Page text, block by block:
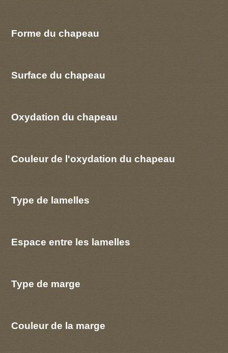
Forme du chapeau
Surface du chapeau
Oxydation du chapeau
Couleur de l'oxydation du chapeau
Type de lamelles
Espace entre les lamelles
Type de marge
Couleur de la marge